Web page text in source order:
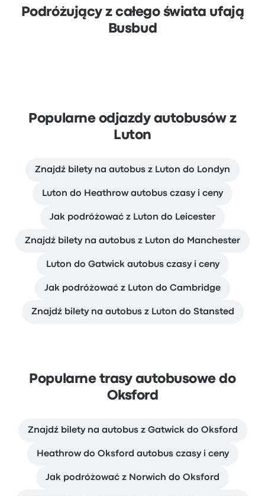
Podróżujący z całego świata ufają
Busbud
Popularne odjazdy autobusów z
Luton
Znajdź bilety na autobus z Luton do Londyn
Luton do Heathrow autobus czasy i ceny
Jak podróżować z Luton do Leicester
Znajdź bilety na autobus z Luton do Manchester
Luton do Gatwick autobus czasy i ceny
Jak podróżować z Luton do Cambridge
Znajdź bilety na autobus z Luton do Stansted
Popularne trasy autobusowe do
Oksford
Znajdź bilety na autobus z Gatwick do Oksford
Heathrow do Oksford autobus czasy i ceny
Jak podróżować z Norwich do Oksford